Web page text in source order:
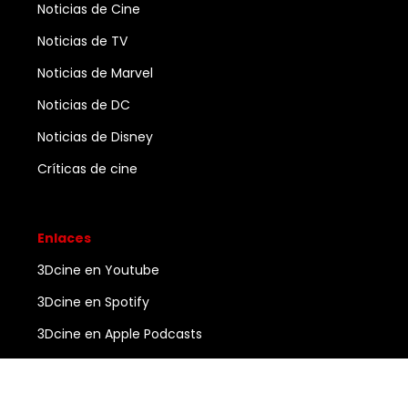
Noticias de Cine
Noticias de TV
Noticias de Marvel
Noticias de DC
Noticias de Disney
Críticas de cine
Enlaces
3Dcine en Youtube
3Dcine en Spotify
3Dcine en Apple Podcasts